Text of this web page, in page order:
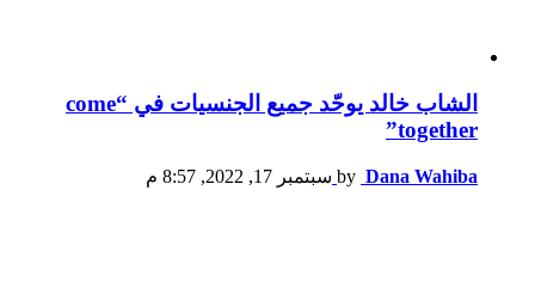
الشاب خالد يوحّد جميع الجنسيات في “come
together”
by Dana Wahiba سبتمبر 17, 2022, 8:57 م